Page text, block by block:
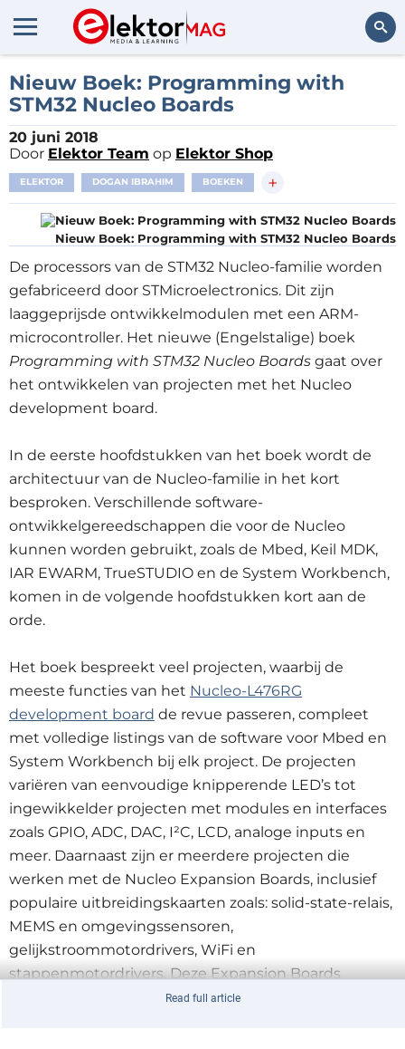
Nieuw Boek: Programming with
STM32 Nucleo Boards
20 juni 2018
Door Elektor Team op Elektor Shop
ELEKTOR DOGAN IBRAHIM BOEKEN +
Nieuw Boek: Programming with STM32 Nucleo Boards
De processors van de STM32 Nucleo-familie worden
gefabriceerd door STMicroelectronics. Dit zijn
laaggeprijsde ontwikkelmodulen met een ARM-
microcontroller. Het nieuwe (Engelstalige) boek
Programming with STM32 Nucleo Boards gaat over
het ontwikkelen van projecten met het Nucleo
development board.
In de eerste hoofdstukken van het boek wordt de
architectuur van de Nucleo-familie in het kort
besproken. Verschillende software-
ontwikkelgereedschappen die voor de Nucleo
kunnen worden gebruikt, zoals de Mbed, Keil MDK,
IAR EWARM, TrueSTUDIO en de System Workbench,
komen in de volgende hoofdstukken kort aan de
orde.
Het boek bespreekt veel projecten, waarbij de
meeste functies van het Nucleo-L476RG
development board de revue passeren, compleet
met volledige listings van de software voor Mbed en
System Workbench bij elk project. De projecten
variëren van eenvoudige knipperende LED’s tot
ingewikkelder projecten met modules en interfaces
zoals GPIO, ADC, DAC, I²C, LCD, analoge inputs en
meer. Daarnaast zijn er meerdere projecten die
werken met de Nucleo Expansion Boards, inclusief
populaire uitbreidingskaarten zoals: solid-state-relais,
MEMS en omgevingssensoren,
gelijkstroommotordrivers, WiFi en
stappenmotordrivers. Deze Expansion Boards
worden bovenop de Nucleo-ontwikkelkaarten
Read full article